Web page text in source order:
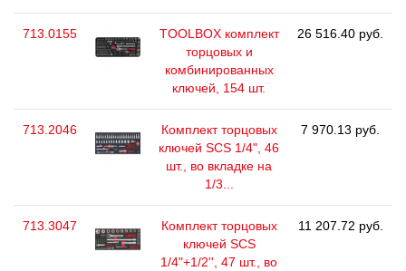
713.0155
TOOLBOX комплект
торцовых и
комбинированных
ключей, 154 шт.
26 516.40 руб.
713.2046
Комплект торцовых
ключей SCS 1/4", 46
шт., во вкладке на
1/3...
7 970.13 руб.
713.3047
Комплект торцовых
ключей SCS
1/4"+1/2'', 47 шт., во
11 207.72 руб.